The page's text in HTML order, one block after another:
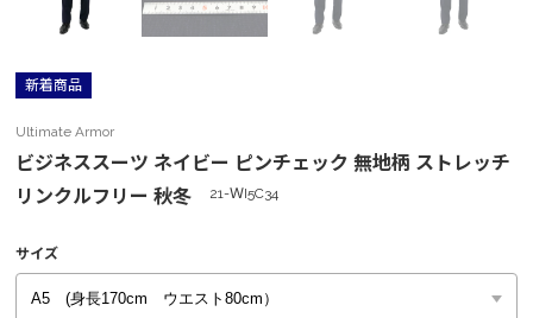
新着商品
Ultimate Armor
ビジネススーツ ネイビー ピンチェック 無地柄 ストレッチ
リンクルフリー 秋冬
21-ＷI5C34
サイズ